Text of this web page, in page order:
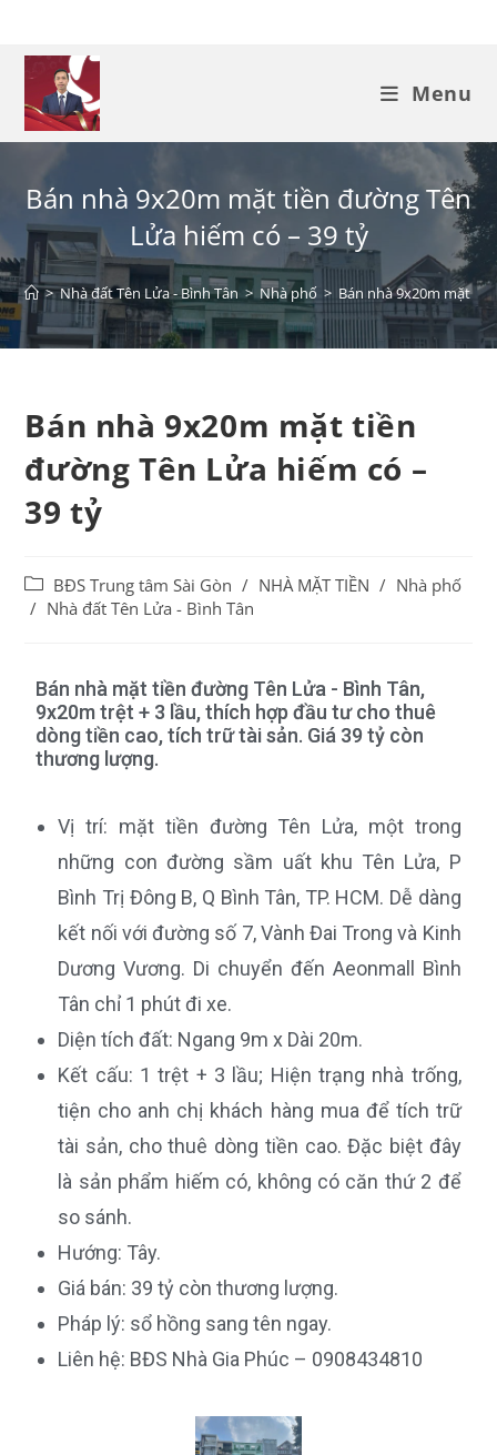
Menu
Bán nhà 9x20m mặt tiền đường Tên
Lửa hiếm có – 39 tỷ
> Nhà đất Tên Lửa - Bình Tân > Nhà phố > Bán nhà 9x20m mặt
Bán nhà 9x20m mặt tiền
đường Tên Lửa hiếm có –
39 tỷ
BĐS Trung tâm Sài Gòn / NHÀ MẶT TIỀN / Nhà phố
/ Nhà đất Tên Lửa - Bình Tân
Bán nhà mặt tiền đường Tên Lửa - Bình Tân,
9x20m trệt + 3 lầu, thích hợp đầu tư cho thuê
dòng tiền cao, tích trữ tài sản. Giá 39 tỷ còn
thương lượng.
Vị trí: mặt tiền đường Tên Lửa, một trong
những con đường sầm uất khu Tên Lửa, P
Bình Trị Đông B, Q Bình Tân, TP. HCM. Dễ dàng
kết nối với đường số 7, Vành Đai Trong và Kinh
Dương Vương. Di chuyển đến Aeonmall Bình
Tân chỉ 1 phút đi xe.
Diện tích đất: Ngang 9m x Dài 20m.
Kết cấu: 1 trệt + 3 lầu; Hiện trạng nhà trống,
tiện cho anh chị khách hàng mua để tích trữ
tài sản, cho thuê dòng tiền cao. Đặc biệt đây
là sản phẩm hiếm có, không có căn thứ 2 để
so sánh.
Hướng: Tây.
Giá bán: 39 tỷ còn thương lượng.
Pháp lý: sổ hồng sang tên ngay.
Liên hệ: BĐS Nhà Gia Phúc – 0908434810